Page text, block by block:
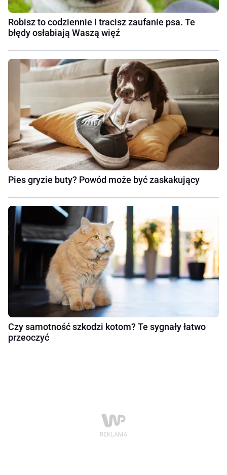
Robisz to codziennie i tracisz zaufanie psa. Te
błędy osłabiają Waszą więź
Pies gryzie buty? Powód może być zaskakujący
Czy samotność szkodzi kotom? Te sygnały łatwo
przeoczyć